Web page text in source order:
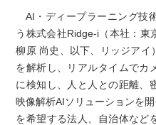
AI・ディープラーニング技
う株式会社Ridge-i（本社：東
柳原 尚史、以下、リッジアイ
を解析し、リアルタイムでカ
に検知し、人と人との距離、
映像解析AIソリューションを
を希望する法人、自治体など